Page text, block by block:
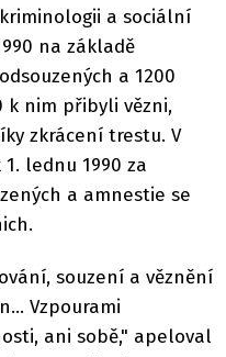
a sociální
na základě
a 1200
k nim přibyli vězni,
zkrácení trestu. V
lednu 1990 za
a amnestie se
souzení a věznění
Vzpourami
ani sobě," apeloval